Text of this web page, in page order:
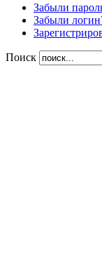
Забыли
Забыли
Поиск